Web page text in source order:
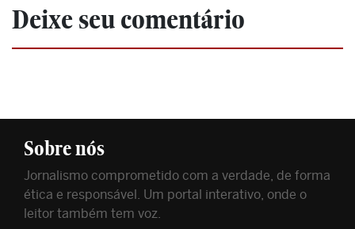
Deixe seu comentário
Sobre nós
Jornalismo comprometido com a verdade, de forma
ética e responsável. Um portal interativo, onde o
leitor também tem voz.